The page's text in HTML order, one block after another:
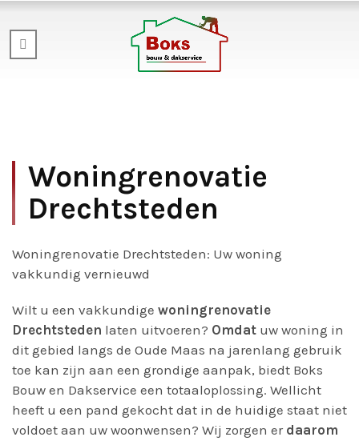
Woningrenovatie
Drechtsteden
Woningrenovatie Drechtsteden: Uw woning
vakkundig vernieuwd
Wilt u een vakkundige woningrenovatie
Drechtsteden laten uitvoeren? Omdat uw woning in
dit gebied langs de Oude Maas na jarenlang gebruik
toe kan zijn aan een grondige aanpak, biedt Boks
Bouw en Dakservice een totaaloplossing. Wellicht
heeft u een pand gekocht dat in de huidige staat niet
voldoet aan uw woonwensen? Wij zorgen er daarom